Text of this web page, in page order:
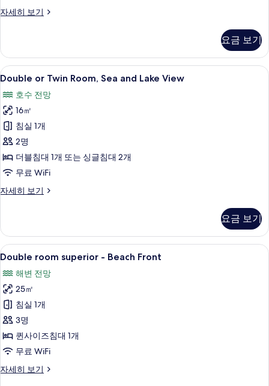
바
전
망
사
진
모
두
보
기
자세히 보기
더
는
트
윈
바
다
전
망
자
세
히
보
요금 보기
Double
or
Twin
Room,
Sea
and
Lake
View
진
두
보
기
7
Double or Twin Room, Sea and Lake View
호수 전망
16㎡
침실 1개
2명
더블침대 1개 또는 싱글침대 2개
무료 WiFi
자세히 보기
Double
Sea
and
Lake
자
세
히
보
기
요금 보기
Double
room
superior
-
Beach
Front
사
진
모
Double room superior - Beach Front
7
Double room superior - Beach Front
해변 전망
25㎡
침실 1개
3명
퀸사이즈침대 1개
무료 WiFi
자세히 보기
Double